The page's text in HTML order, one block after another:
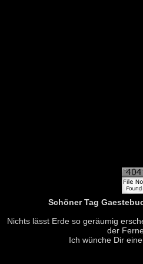
Schöner Tag
Nichts lässt Erde so geräumig
der
Ich wünche Dir